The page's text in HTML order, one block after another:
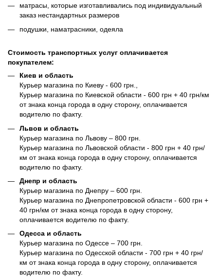
матрасы, которые изготавливались под индивидуальный
заказ нестандартных размеров
подушки, наматрасники, одеяла
Стоимость транспортных услуг оплачивается
покупателем:
Киев и область
Курьер магазина по Киеву - 600 грн.,
Курьер магазина по Киевской области - 600 грн + 40 грн/км
от знака конца города в одну сторону, оплачивается
водителю по факту.
Львов и область
Курьер магазина по Львову – 800 грн.
Курьер магазина по Львовской области - 800 грн + 40 грн/
км от знака конца города в одну сторону, оплачивается
водителю по факту.
Днепр и область
Курьер магазина по Днепру – 600 грн.
Курьер магазина по Днепропетровской области - 600 грн +
40 грн/км от знака конца города в одну сторону,
оплачивается водителю по факту.
Одесса и область
Курьер магазина по Одессе – 700 грн.
Курьер магазина по Одесской области - 700 грн + 40 грн/
км от знака конца города в одну сторону, оплачивается
водителю по факту.